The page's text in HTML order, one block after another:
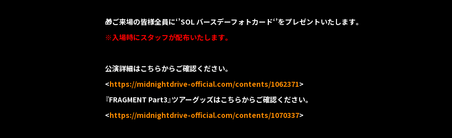
🎁ご来場の皆様全員に‘’SOL バースデーフォトカード‘’をプレゼントいたします。
※入場時にスタッフが配布いたします。
公演詳細はこちらからご確認ください。
<https://midnightdrive-official.com/contents/1062371>
『FRAGMENT Part3』ツアーグッズはこちらからご確認ください。
<https://midnightdrive-official.com/contents/1070337>